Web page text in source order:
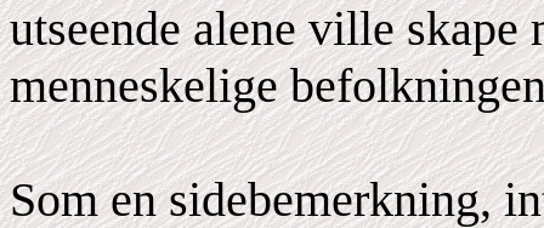
utseende alene ville skape
menneskelige
Som en sidebemerkning,